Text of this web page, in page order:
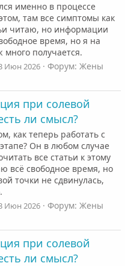
именно в процессе
там все симптомы как
читаю, но информации
время, но я на
много получается.
Июн 2026 Форум: Жены
при солевой
ли смысл?
как теперь работать с
Он в любом случае
все статьи к этому
всё свободное время, но
точки не сдвинулась,
Июн 2026 Форум: Жены
при солевой
ли смысл?